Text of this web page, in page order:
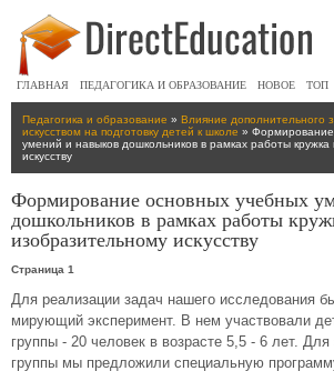
ГЛАВНАЯ ПЕДАГОГИКА И ОБРАЗОВАНИЕ НОВОЕ ТОП
Педагогика и образование » Влияние дополнительного
искусством на подготовку детей к школе »
умений и навыков дошкольников в рамках работы
искусству
Формирование основных учебных
дошкольников в рамках работы
изобразительному искусству
Страница 1
Для реализации задач нашего исследования
мирующий эксперимент. В нем участвовали
группы - 20 человек в возрасте 5,5 - 6 лет.
группы мы предложили специальную